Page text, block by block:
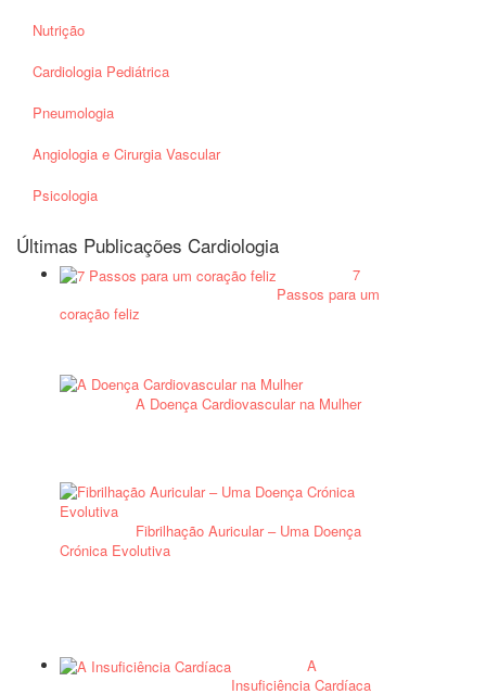
Nutrição
Cardiologia Pediátrica
Pneumologia
Angiologia e Cirurgia Vascular
Psicologia
Últimas Publicações Cardiologia
7
Passos para um
coração feliz
A Doença Cardiovascular na Mulher
Fibrilhação Auricular – Uma Doença
Crónica Evolutiva
A
Insuficiência Cardíaca